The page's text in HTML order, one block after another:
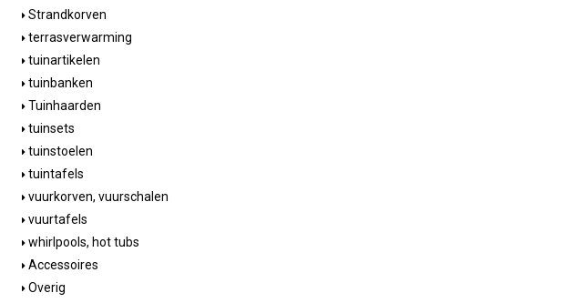
Strandkorven
terrasverwarming
tuinartikelen
tuinbanken
Tuinhaarden
tuinsets
tuinstoelen
tuintafels
vuurkorven, vuurschalen
vuurtafels
whirlpools, hot tubs
Accessoires
Overig